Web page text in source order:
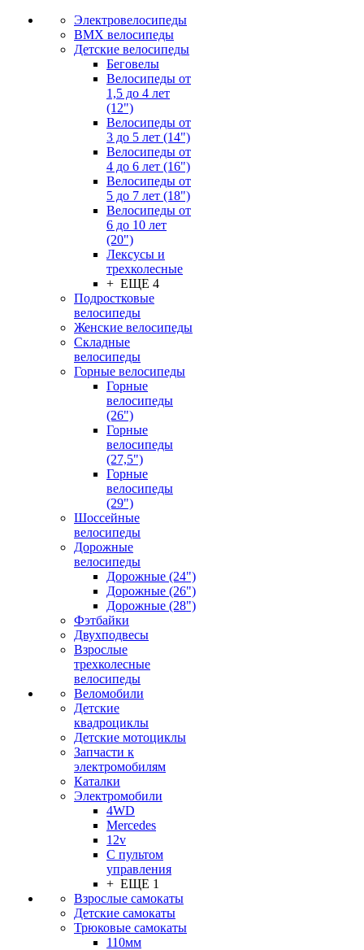
Электровелосипеды
BMX велосипеды
Детские велосипеды
Беговелы
Велосипеды от
1,5 до 4 лет
(12")
Велосипеды от
3 до 5 лет (14")
Велосипеды от
4 до 6 лет (16")
Велосипеды от
5 до 7 лет (18")
Велосипеды от
6 до 10 лет
(20")
Лексусы и
трехколесные
+ ЕЩЕ 4
Подростковые
велосипеды
Женские велосипеды
Складные
велосипеды
Горные велосипеды
Горные
велосипеды
(26")
Горные
велосипеды
(27,5")
Горные
велосипеды
(29")
Шоссейные
велосипеды
Дорожные
велосипеды
Дорожные (24")
Дорожные (26")
Дорожные (28")
Фэтбайки
Двухподвесы
Взрослые
трехколесные
велосипеды
Веломобили
Детские
квадроциклы
Детские мотоциклы
Запчасти к
электромобилям
Каталки
Электромобили
4WD
Mercedes
12v
С пультом
управления
+ ЕЩЕ 1
Взрослые самокаты
Детские самокаты
Трюковые самокаты
110мм